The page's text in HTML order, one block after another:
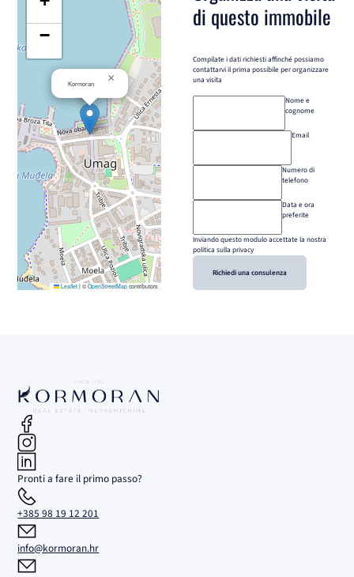
Kormoran ×
−
Leaflet |© OpenStreetMapcontributors
di questo immobile
Compilate i dati richiesti affinché possiamo
contattarvi il prima possibile per organizzare
una visita
Nome e
cognome
Email
Numero di
telefono
Data e ora
preferite
Inviando questo modulo accettate la nostra
politica sulla privacy
Richiedi una consulenza
Pronti a fare il primo passo?
+385 98 19 12 201
info@kormoran.hr